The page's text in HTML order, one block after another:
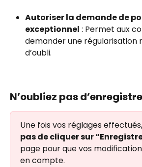
Autoriser la demande de
exceptionnel : Permet aux
demander une régularisation
d’oubli.
N’oubliez pas
Une fois vos réglages effectués,
pas de cliquer sur
page pour que vos
en compte.